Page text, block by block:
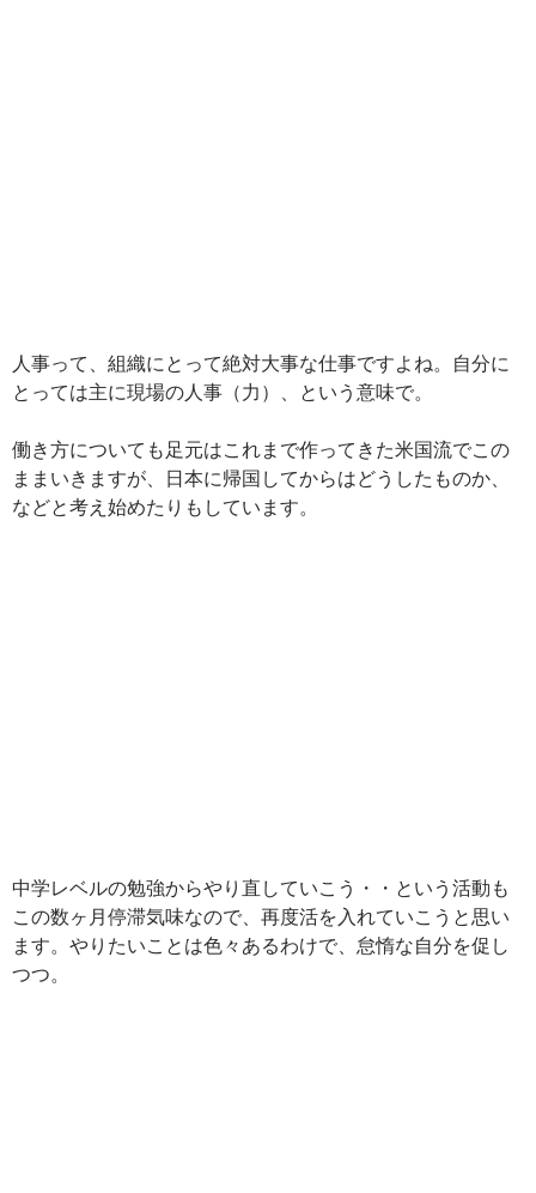
人事って、組織にとって絶対大事な仕事ですよね。自分に
とっては主に現場の人事（力）、という意味で。
働き方についても足元はこれまで作ってきた米国流でこの
ままいきますが、日本に帰国してからはどうしたものか、
などと考え始めたりもしています。
中学レベルの勉強からやり直していこう・・という活動も
この数ヶ月停滞気味なので、再度活を入れていこうと思い
ます。やりたいことは色々あるわけで、怠惰な自分を促し
つつ。